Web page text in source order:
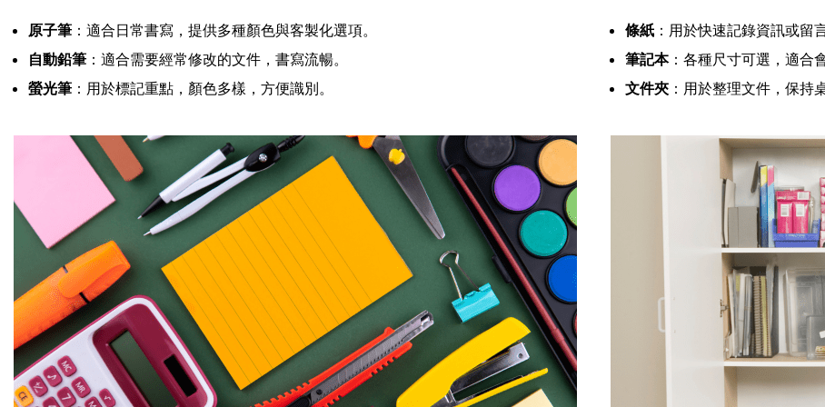
原子筆 ：適合日常書寫，提供多種顏色與客製化選項。
自動鉛筆 ：適合需要經常修改的文件，書寫流暢。
螢光筆 ：用於標記重點，顏色多樣，方便識別。
條紙 ：用於快速記錄資訊或留言
筆記本：各種尺寸可選，適合
文件夾 ：用於整理文件，保持